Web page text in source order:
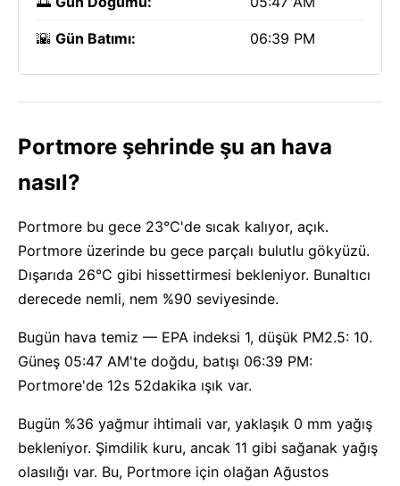
🌇 Gün Batımı: 06:39 PM
Portmore şehrinde şu an hava
nasıl?
Portmore bu gece 23°C'de sıcak kalıyor, açık.
Portmore üzerinde bu gece parçalı bulutlu gökyüzü.
Dışarıda 26°C gibi hissettirmesi bekleniyor. Bunaltıcı
derecede nemli, nem %90 seviyesinde.
Bugün hava temiz — EPA indeksi 1, düşük PM2.5: 10.
Güneş 05:47 AM'te doğdu, batışı 06:39 PM:
Portmore'de 12s 52dakika ışık var.
Bugün %36 yağmur ihtimali var, yaklaşık 0 mm yağış
bekleniyor. Şimdilik kuru, ancak 11 gibi sağanak yağış
olasılığı var. Bu, Portmore için olağan Ağustos